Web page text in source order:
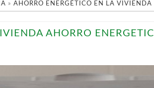
» AHORRO ENERGÉTICO EN LA VIVIENDA
AHORRO